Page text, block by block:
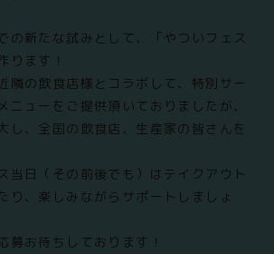
の新たな試みとして、「やついフェス
ります！
隣の飲食店様とコラボして、特別サー
ニューをご提供頂いておりましたが、
し、全国の飲食店、生産家の皆さんを
当日（その前後でも）はテイクアウト
り、楽しみながらサポートしましょ
募お待ちしております！